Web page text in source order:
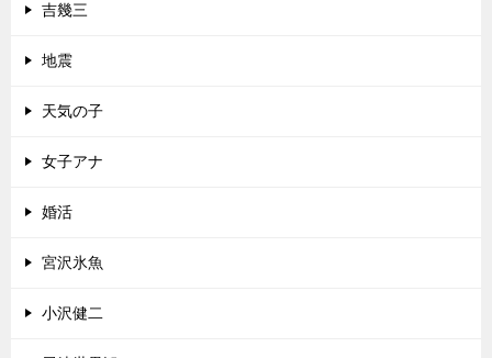
吉幾三
地震
天気の子
女子アナ
婚活
宮沢氷魚
小沢健二